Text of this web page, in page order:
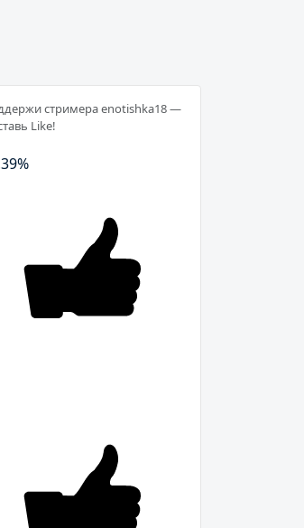
стримера enotishka18 —
Like!
%